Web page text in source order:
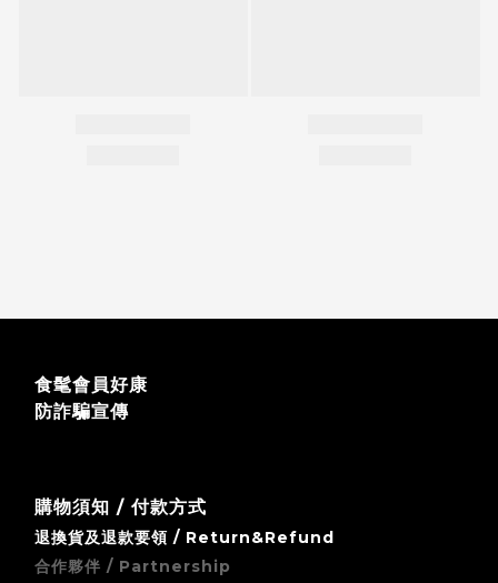
食髦會員好康
防詐騙宣傳
購物須知 / 付款方式
退換貨及退款要領 / Return&Refund
合作夥伴 / Partnership